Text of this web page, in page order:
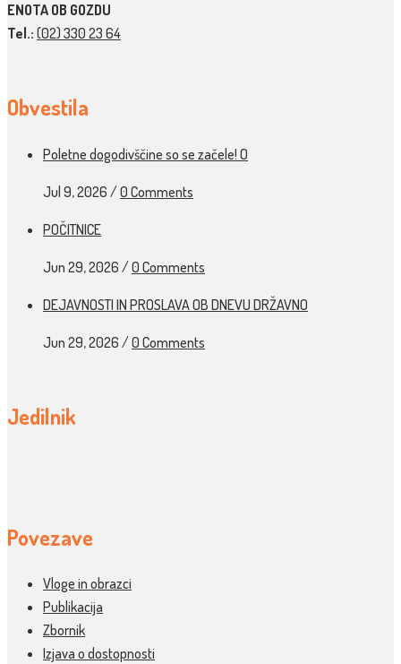
ENOTA OB GOZDU
Tel.: (02) 330 23 64
Obvestila
Poletne dogodivščine so se začele! O
Jul 9, 2026 /0 Comments
POČITNICE
Jun 29, 2026 /0 Comments
DEJAVNOSTI IN PROSLAVA OB DNEVU DRŽAVNO
Jun 29, 2026 /0 Comments
Jedilnik
Povezave
Vloge in obrazci
Publikacija
Zbornik
Izjava o dostopnosti